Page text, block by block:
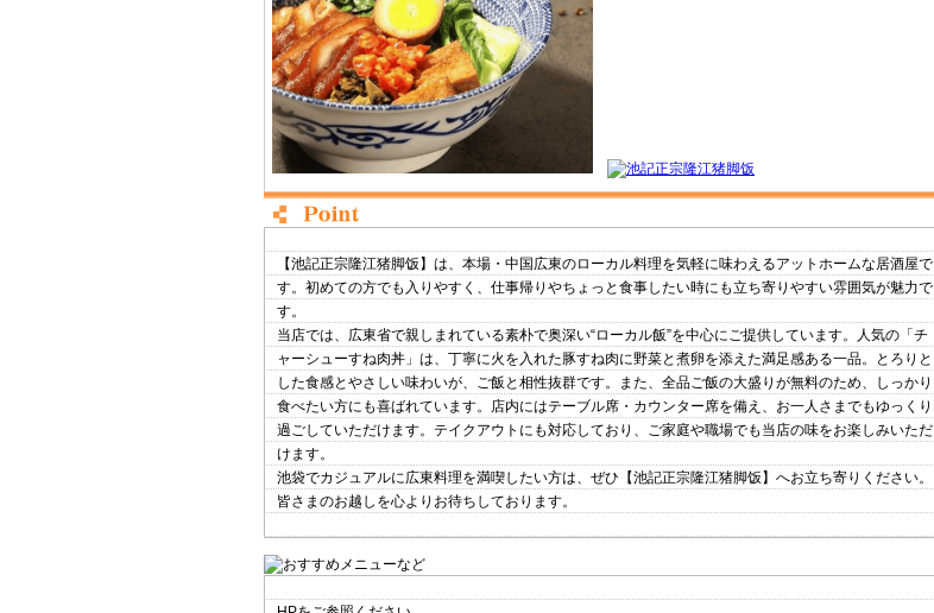
【池記正宗隆江猪脚饭】は、本場・中国広東のローカル料理を気軽に味わえるアットホームな居酒屋で
す。初めての方でも入りやすく、仕事帰りやちょっと食事したい時にも立ち寄りやすい雰囲気が魅力で
す。
当店では、広東省で親しまれている素朴で奥深い“ローカル飯”を中心にご提供しています。人気の「チ
ャーシューすね肉丼」は、丁寧に火を入れた豚すね肉に野菜と煮卵を添えた満足感ある一品。とろりと
した食感とやさしい味わいが、ご飯と相性抜群です。また、全品ご飯の大盛りが無料のため、しっかり
食べたい方にも喜ばれています。店内にはテーブル席・カウンター席を備え、お一人さまでもゆっくり
過ごしていただけます。テイクアウトにも対応しており、ご家庭や職場でも当店の味をお楽しみいただ
けます。
池袋でカジュアルに広東料理を満喫したい方は、ぜひ【池記正宗隆江猪脚饭】へお立ち寄りください。
皆さまのお越しを心よりお待ちしております。